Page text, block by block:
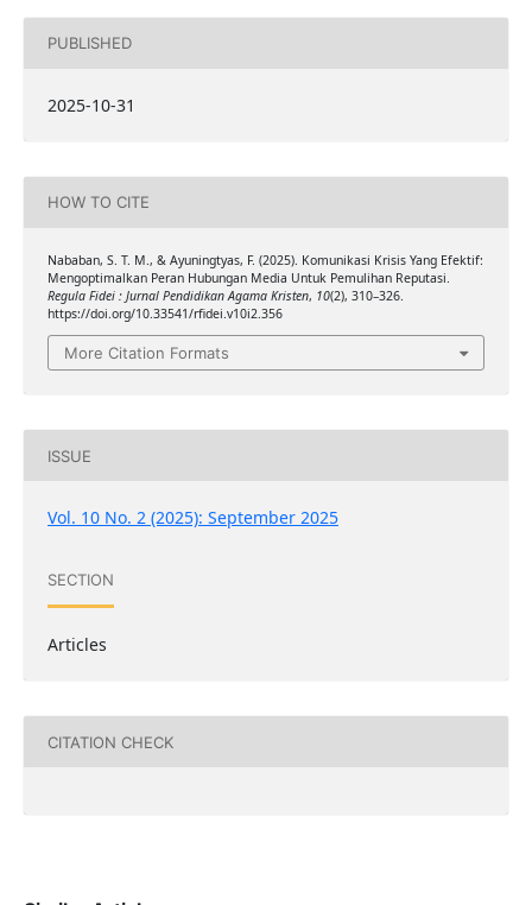
PUBLISHED
2025-10-31
HOW TO CITE
Nababan, S. T. M., & Ayuningtyas, F. (2025). Komunikasi Krisis Yang Efektif:
Mengoptimalkan Peran Hubungan Media Untuk Pemulihan Reputasi.
Regula Fidei : Jurnal Pendidikan Agama Kristen, 10(2), 310–326.
https://doi.org/10.33541/rfidei.v10i2.356
More Citation Formats
ISSUE
Vol. 10 No. 2 (2025): September 2025
SECTION
Articles
CITATION CHECK